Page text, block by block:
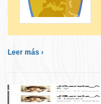
Leer más ›